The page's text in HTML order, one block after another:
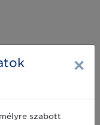
×
szabott